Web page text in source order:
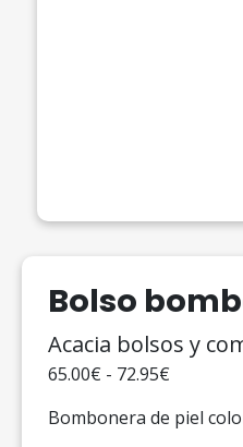
Bolso
Acacia bolsos y
65.00€ - 72.95€
Bombonera de piel